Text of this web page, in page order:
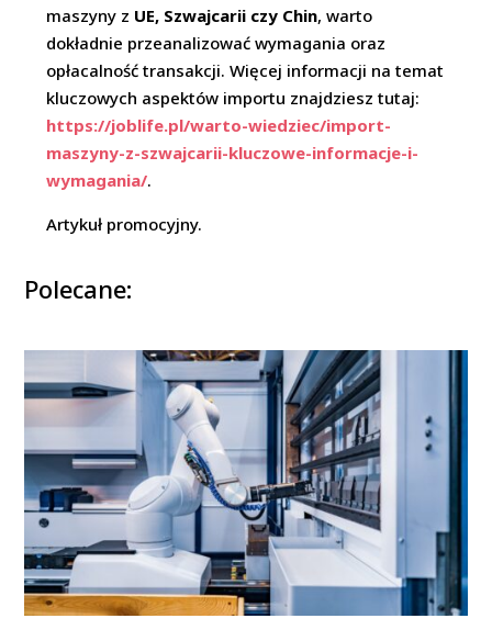
maszyny z UE, Szwajcarii czy Chin, warto
dokładnie przeanalizować wymagania oraz
opłacalność transakcji. Więcej informacji na temat
kluczowych aspektów importu znajdziesz tutaj:
https://joblife.pl/warto-wiedziec/import-
maszyny-z-szwajcarii-kluczowe-informacje-i-
wymagania/.
Artykuł promocyjny.
Polecane: